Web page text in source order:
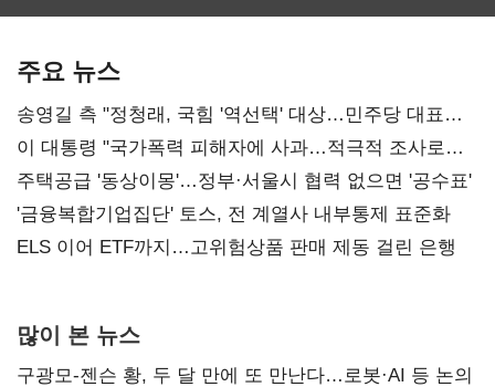
주요 뉴스
송영길 측 "정청래, 국힘 '역선택' 대상…민주당 대표로
총선 지휘 못해"
이 대통령 "국가폭력 피해자에 사과…적극적 조사로
진실 밝혀야"
주택공급 '동상이몽'…정부·서울시 협력 없으면 '공수표'
'금융복합기업집단' 토스, 전 계열사 내부통제 표준화
ELS 이어 ETF까지…고위험상품 판매 제동 걸린 은행
많이 본 뉴스
구광모-젠슨 황, 두 달 만에 또 만난다…로봇·AI 등 논의